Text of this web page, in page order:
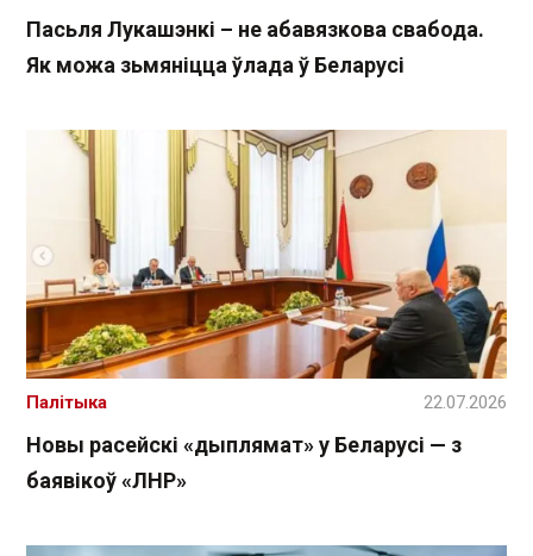
Пасьля Лукашэнкі – не абавязкова свабода.
Як можа зьмяніцца ўлада ў Беларусі
Новы расейскі «дыплямат» у Беларусі — з
баявікоў «ЛНР»
Палітыка 22.07.2026